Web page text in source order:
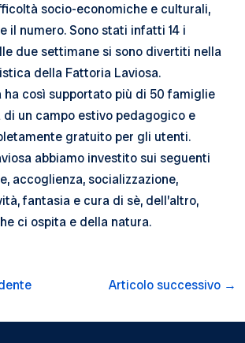
socio-economiche e culturali,
il numero. Sono stati infatti 14 i
due settimane si sono divertiti nella
della Fattoria Laviosa.
ha così supportato più di 50 famiglie
di un campo estivo pedagogico e
gratuito per gli utenti.
abbiamo investito sui seguenti
accoglienza, socializzazione,
fantasia e cura di sè, dell’altro,
ci ospita e della natura.
Articolo successivo →